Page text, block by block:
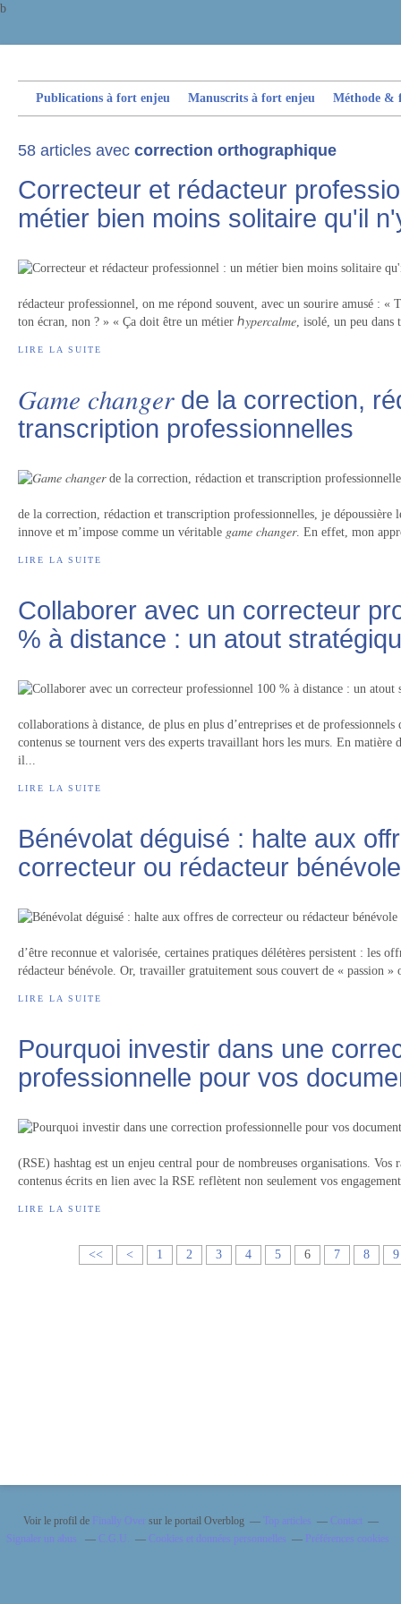
b
Publications à fort enjeu Manuscrits à fort enjeu Méthode &
58 articles avec correction orthographique
Correcteur et rédacteur
métier bien moins solitaire qu'il
rédacteur professionnel, on me répond souvent, avec un sourire amusé : «
ton écran, non ? » « Ça doit être un métier ℎ𝑦𝑝𝑒𝑟𝑐𝑎𝑙𝑚𝑒, isolé, un peu dans
LIRE LA SUITE
𝐺𝑎𝑚𝑒 𝑐ℎ𝑎𝑛𝑔𝑒𝑟 de la correction,
transcription professionnelles
de la correction, rédaction et transcription professionnelles, je dépoussière
innove et m’impose comme un véritable 𝑔𝑎𝑚𝑒 𝑐ℎ𝑎𝑛𝑔𝑒𝑟. En effet, mon
LIRE LA SUITE
Collaborer avec un correcteur
% à distance : un atout
collaborations à distance, de plus en plus d’entreprises et de
contenus se tournent vers des experts travaillant hors les murs. En matière
il...
LIRE LA SUITE
Bénévolat déguisé : halte aux
correcteur ou rédacteur
d’être reconnue et valorisée, certaines pratiques délétères persistent : les
rédacteur bénévole. Or, travailler gratuitement sous couvert de « passion »
LIRE LA SUITE
Pourquoi investir dans une
professionnelle pour vos
(RSE) hashtag est un enjeu central pour de nombreuses organisations. Vos
contenus écrits en lien avec la RSE reflètent non seulement vos
LIRE LA SUITE
<< < 1 2 3 4 5 6 7 8 9
Voir le profil de Finally Oversur le portail Overblog Top articles
Contact
Signaler un abus
C.G.U. Cookies et données personnelles Préférences cookies